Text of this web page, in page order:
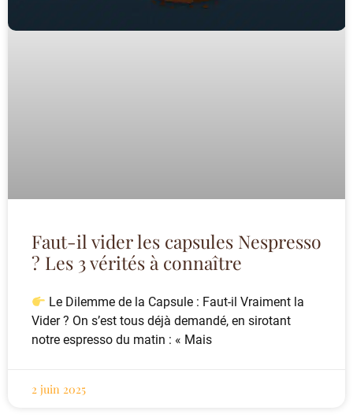
Faut-il vider les capsules Nespresso
? Les 3 vérités à connaître
Le Dilemme de la Capsule : Faut-il Vraiment la
Vider ? On s’est tous déjà demandé, en sirotant
notre espresso du matin : « Mais
2 juin 2025